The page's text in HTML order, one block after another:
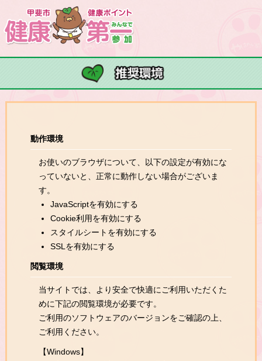
動作環境
お使いのブラウザについて、以下の設定が有効にな
っていないと、正常に動作しない場合がございま
す。
JavaScriptを有効にする
Cookie利用を有効にする
スタイルシートを有効にする
SSLを有効にする
閲覧環境
当サイトでは、より安全で快適にご利用いただくた
めに下記の閲覧環境が必要です。
ご利用のソフトウェアのバージョンをご確認の上、
ご利用ください。
【Windows】